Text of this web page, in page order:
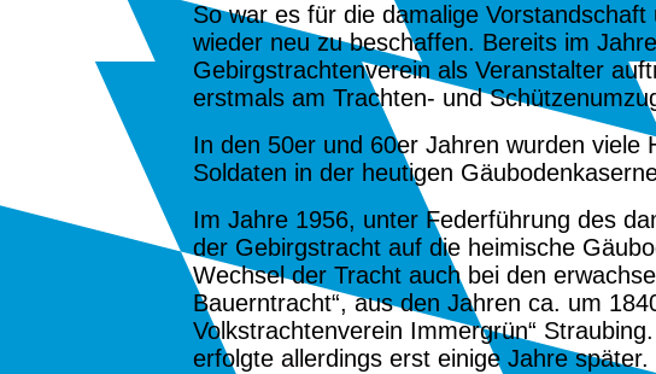
So war es für die damalige
wieder neu zu beschaffen. Bereits im Jahre
Gebirgstrachtenverein als Veranstalter
erstmals am Trachten- und
In den 50er und 60er Jahren wurden viele
Soldaten in der heutigen
Im Jahre 1956, unter Federführung des
der Gebirgstracht auf die heimische
Wechsel der Tracht auch bei den
Bauerntracht“, aus den Jahren ca. um
Volkstrachtenverein Immergrün“
erfolgte allerdings erst einige Jahre später.